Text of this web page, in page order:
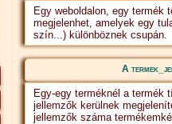
Egy weboldalon, egy termék
megjelenhet, amelyek egy
szín...) különböznek csupán.
A
Egy-egy terméknél a termék
jellemzők kerülnek
jellemzők száma